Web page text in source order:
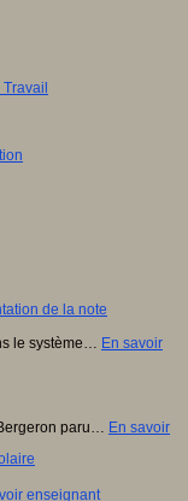
de la note
le système… En savoir
paru… En savoir
enseignant